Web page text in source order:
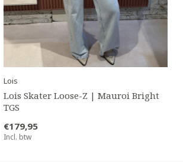
Lois
Lois Skater Loose-Z | Mauroi Bright
TGS
€179,95
Incl. btw